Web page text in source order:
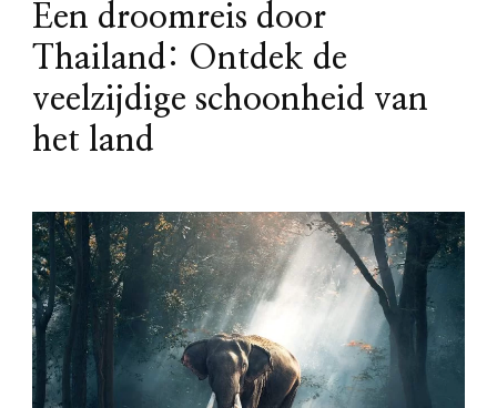
Een droomreis door
Thailand: Ontdek de
veelzijdige schoonheid van
het land